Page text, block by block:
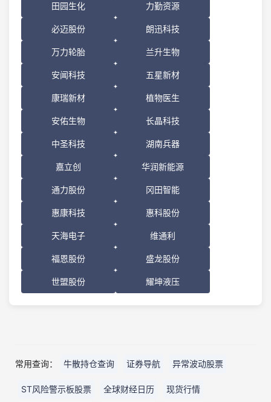
田园生化 力勤资源
必迈股份 朗迅科技
万力轮胎 兰升生物
安闻科技 五星新材
康瑞新材 植物医生
安佑生物 长晶科技
中圣科技 湖南兵器
嘉立创 华润新能源
通力股份 冈田智能
惠康科技 惠科股份
天海电子 维通利
福恩股份 盛龙股份
世盟股份 耀坤液压
常用查询： 牛散持仓查询 证券导航 异常波动股票
ST风险警示板股票 全球财经日历 现货行情